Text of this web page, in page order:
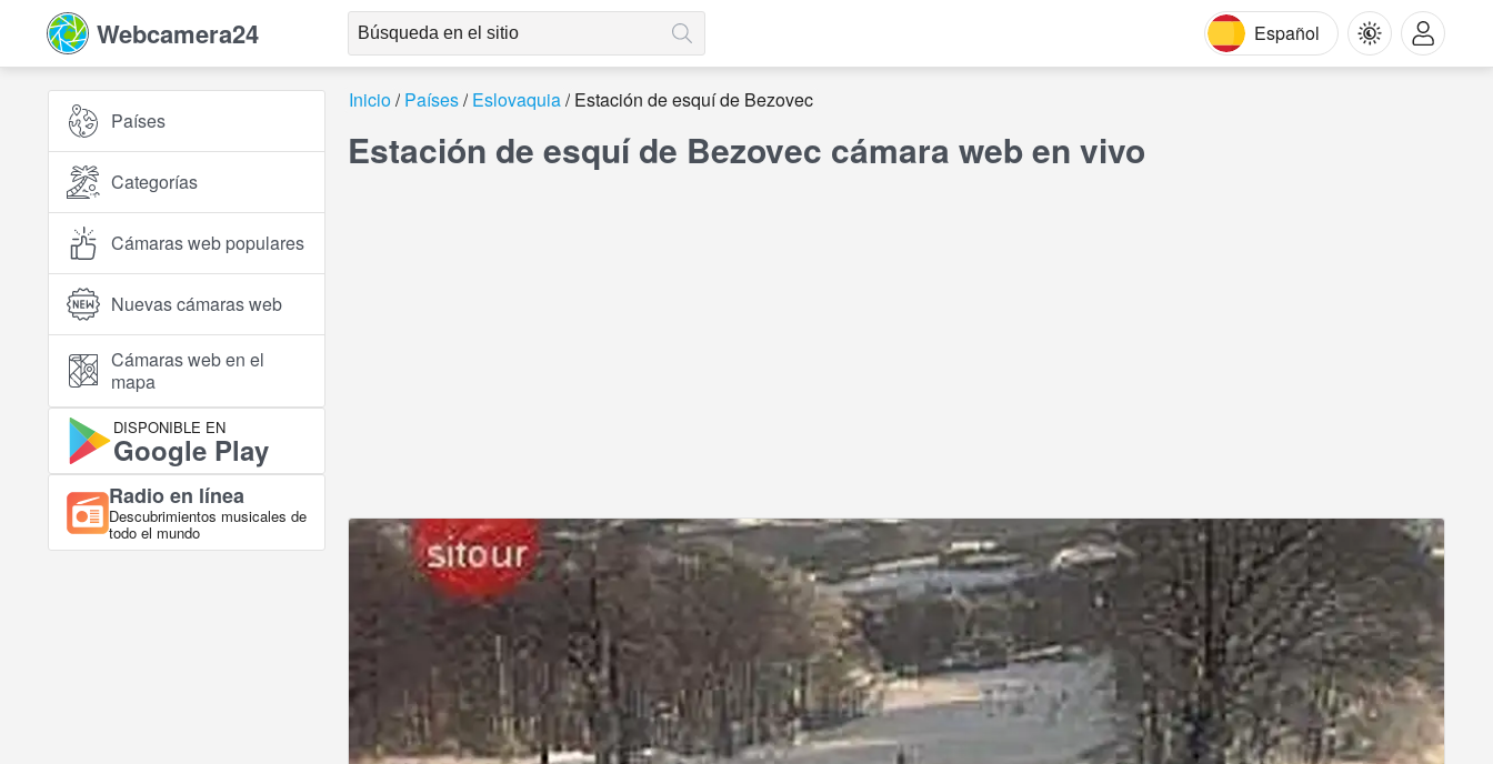
Webcamera24 Español
Países
Categorías
Cámaras web populares
Nuevas cámaras web
Cámaras web en el
mapa
DISPONIBLE EN
Google Play
Radio en línea
Descubrimientos musicales de
todo el mundo
Inicio Países Eslovaquia Estación de esquí de Bezovec
Estación de esquí de Bezovec cámara web en vivo